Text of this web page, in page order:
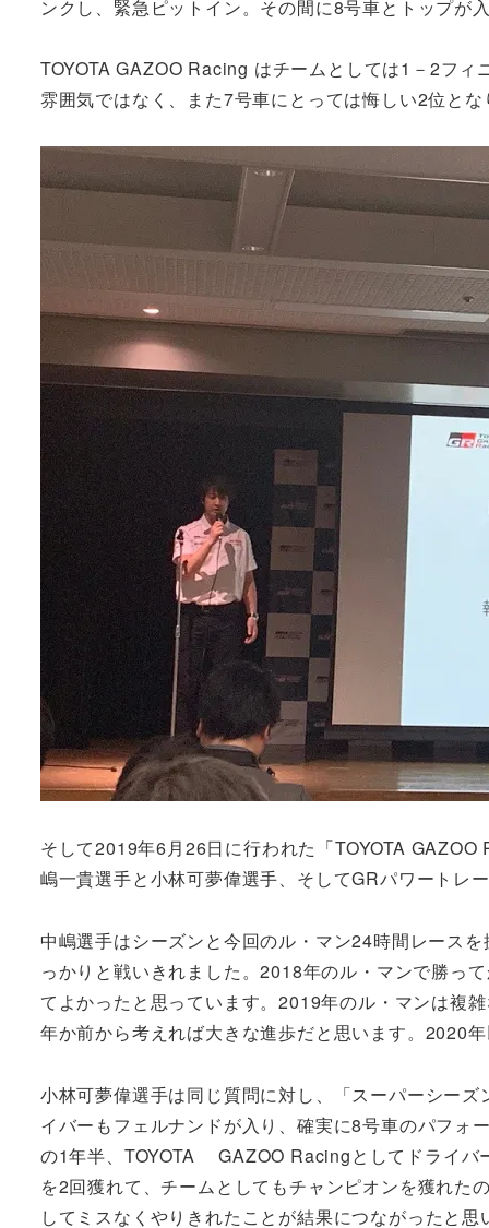
ンクし、緊急ピットイン。その間に8号車とトップが
TOYOTA GAZOO Racing はチームとしては1－2フ
雰囲気ではなく、また7号車にとっては悔しい2位と
そして2019年6月26日に行われた「TOYOTA
嶋一貴選手と小林可夢偉選手、そしてGRパワートレ
中嶋選手はシーズンと今回のル・マン24時間レース
っかりと戦いきれました。2018年のル・マンで勝っ
てよかったと思っています。2019年のル・マンは複
年か前から考えれば大きな進歩だと思います。2020
小林可夢偉選手は同じ質問に対し、「スーパーシー
イバーもフェルナンドが入り、確実に8号車のパフォ
の1年半、TOYOTA GAZOO Racingとしてドライバ
を2回獲れて、チームとしてもチャンピオンを獲れた
してミスなくやりきれたことが結果につながったと